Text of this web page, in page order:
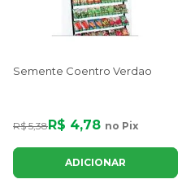
Semente Coentro Verdao
R$ 5,38R$ 4,78 no Pix
ADICIONAR